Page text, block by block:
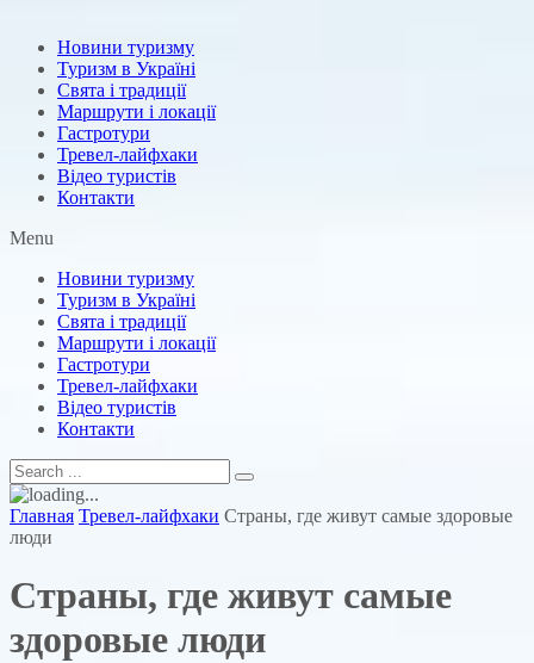
Новини туризму
Туризм в Україні
Свята і традиції
Маршрути і локації
Гастротури
Тревел-лайфхаки
Відео туристів
Контакти
Menu
Новини туризму
Туризм в Україні
Свята і традиції
Маршрути і локації
Гастротури
Тревел-лайфхаки
Відео туристів
Контакти
Главная Тревел-лайфхаки Страны, где живут самые здоровые
люди
Страны, где живут самые
здоровые люди